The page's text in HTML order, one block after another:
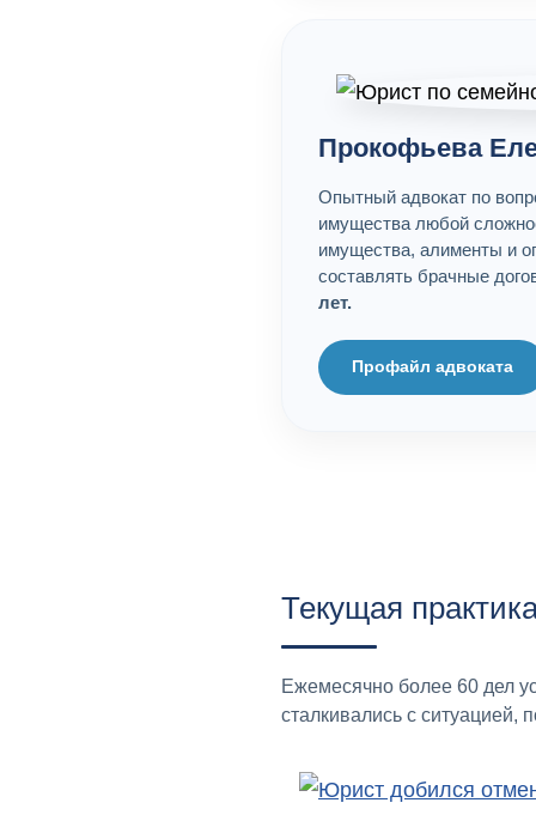
Прокофьева
Опытный адвокат по
имущества любой
имущества, алименты и
составлять брачные
лет.
Профайл адвоката
Текущая
Ежемесячно более 60 дел
сталкивались с